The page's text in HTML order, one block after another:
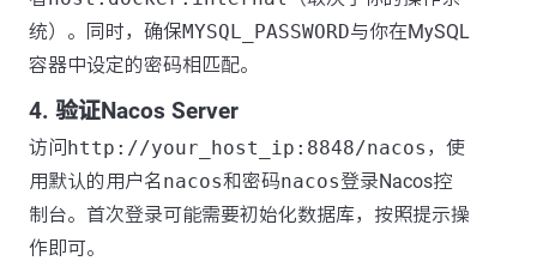
统）。同时，确保MYSQL_PASSWORD与你在MySQL
容器中设定的密码相匹配。
4. 验证Nacos Server
访问http://your_host_ip:8848/nacos ，使
用默认的用户名 nacos和密码nacos登录Nacos控
制台。首次登录可能需要初始化数据库，按照提示操
作即可。